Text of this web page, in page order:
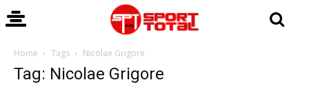
Home Tags Nicolae Grigore
Tag: Nicolae Grigore